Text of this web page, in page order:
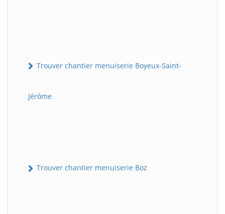
Trouver chantier menuiserie Boyeux-Saint-
Jérôme
Trouver chantier menuiserie Boz